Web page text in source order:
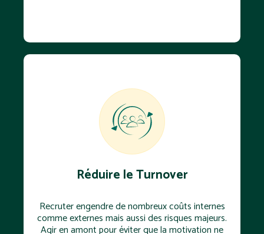
Réduire le Turnover
Recruter engendre de nombreux coûts internes
comme externes mais aussi des risques majeurs.
Agir en amont pour éviter que la motivation ne